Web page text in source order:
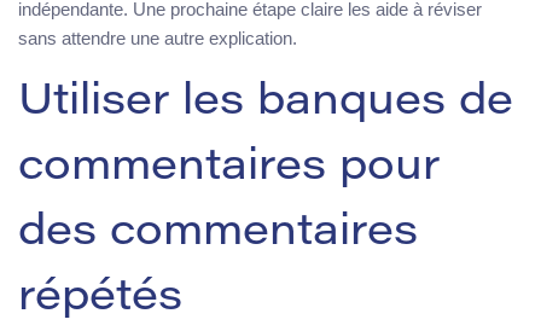
indépendante. Une prochaine étape claire les aide à réviser
sans attendre une autre explication.
Utiliser les banques de
commentaires pour
des commentaires
répétés